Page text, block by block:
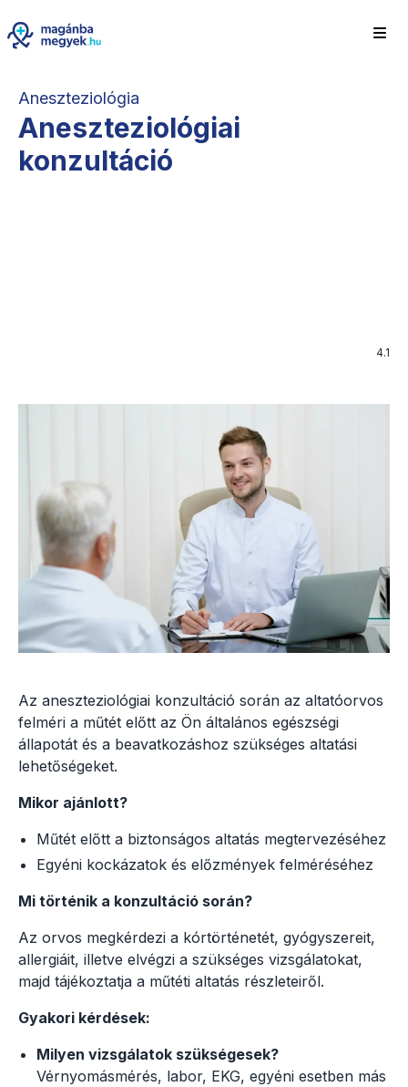
Aneszteziológia
Aneszteziológiai
konzultáció
4.1
Az aneszteziológiai konzultáció során az altatóorvos
felméri a műtét előtt az Ön általános egészségi
állapotát és a beavatkozáshoz szükséges altatási
lehetőségeket.
Mikor ajánlott?
Műtét előtt a biztonságos altatás megtervezéséhez
Egyéni kockázatok és előzmények felméréséhez
Mi történik a konzultáció során?
Az orvos megkérdezi a kórtörténetét, gyógyszereit,
allergiáit, illetve elvégzi a szükséges vizsgálatokat,
majd tájékoztatja a műtéti altatás részleteiről.
Gyakori kérdések:
Milyen vizsgálatok szükségesek?
Vérnyomásmérés, labor, EKG, egyéni esetben más